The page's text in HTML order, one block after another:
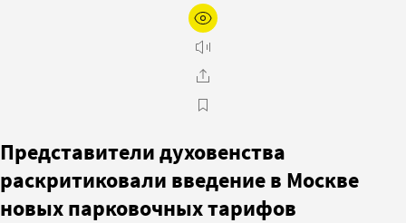
Представители духовенства
раскритиковали введение в Москве
новых парковочных тарифов